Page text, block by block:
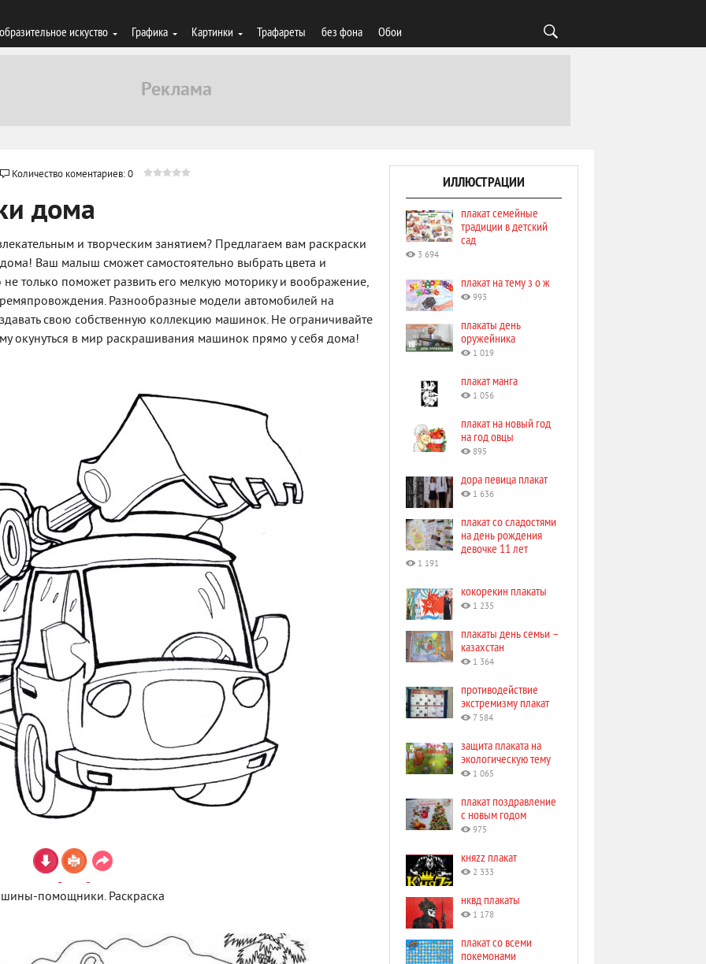
искуство Графика Картинки Трафареты без фона Обои
Количество коментариев: 0
дома
и творческим занятием? Предлагаем вам раскраски
Ваш малыш сможет самостоятельно выбрать цвета и
не только поможет развить его мелкую моторику и воображение,
Разнообразные модели автомобилей на
свою собственную коллекцию машинок. Не ограничивайте
окунуться в мир раскрашивания машинок прямо у себя дома!
помощники. Раскраска
ИЛЛЮСТРАЦИИ
плакат семейные
традиции в детский
сад
3 694
плакат на тему з о ж
993
плакаты день
оружейника
1 019
плакат манга
1 056
плакат на новый год
на год овцы
895
дора певица плакат
1 636
плакат со сладостями
на день рождения
девочке 11 лет
1 191
кокорекин плакаты
1 235
плакаты день семьи –
казахстан
1 364
противодействие
экстремизму плакат
7 584
защита плаката на
экологическую тему
1 065
плакат поздравление
с новым годом
975
княzz плакат
2 333
нквд плакаты
1 178
плакат со всеми
покемонами